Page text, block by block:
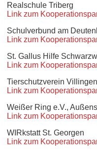
Realschule Triberg
Link zum
Schulverbund am
Link zum
St. Gallus Hilfe
Link zum
Tierschutzverein
Link zum
Weißer Ring e.V.,
Link zum
WIRkstatt St. Georgen
Link zum